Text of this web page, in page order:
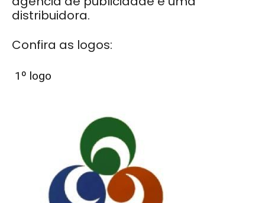
distribuidora.
Confira as logos:
1º logo